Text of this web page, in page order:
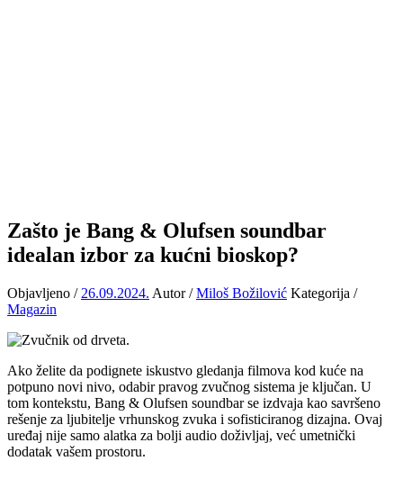
Zašto je Bang & Olufsen soundbar
idealan izbor za kućni bioskop?
Objavljeno / 26.09.2024. Autor /Miloš Božilović Kategorija /
Magazin
Ako želite da podignete iskustvo gledanja filmova kod kuće na
potpuno novi nivo, odabir pravog zvučnog sistema je ključan. U
tom kontekstu, Bang & Olufsen soundbar se izdvaja kao savršeno
rešenje za ljubitelje vrhunskog zvuka i sofisticiranog dizajna. Ovaj
uređaj nije samo alatka za bolji audio doživljaj, već umetnički
dodatak vašem prostoru.